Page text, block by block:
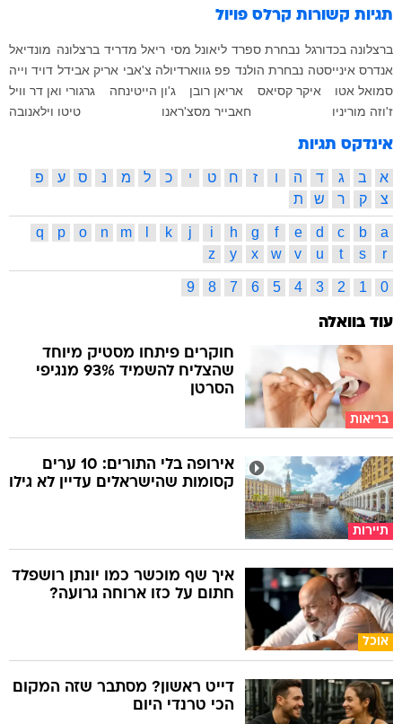
תגיות קשורות קרלס פויול
ברצלונה בכדורגל נבחרת ספרד ליאונל מסי ריאל מדריד ברצלונה מונדיאל
אנדרס אינייסטה נבחרת הולנד פפ גווארדיולה צ'אבי אריק אבידל דויד וייה
סמואל אטו
איקר קסיאס אריאן רובן ג'ון הייטינחה
גרגורי ואן דר וויל
ז'וזה מוריניו
חאבייר מסצ'ראנו טיטו וילאנובה
אינדקס תגיות
א ב ג ד ה ו ז ח ט י כ ל מ נ ס ע
פ
צ
ק ר ש ת
a
b
c
d
e
f
g
h
i
j
k
m
n
o
p
q
r
s
t
u
v
w
x
y
z
0
1
2
3
4
5
6
7
8
9
עוד בוואלה
בריאות
חוקרים פיתחו מסטיק מיוחד
שהצליח להשמיד 93% מנגיפי
הסרטן
תיירות
אירופה בלי התורים: 10 ערים
קסומות שהישראלים עדיין לא גילו
אוכל
איך שף מוכשר כמו יונתן רושפלד
חתום על כזו ארוחה גרועה?
דייט ראשון? מסתבר שזה המקום
הכי טרנדי היום